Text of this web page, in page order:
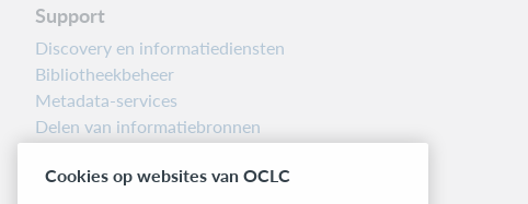
Support
Discovery en informatiediensten
Bibliotheekbeheer
Metadata-services
Delen van informatiebronnen
Informatie over releases
Cookies op websites van OCLC